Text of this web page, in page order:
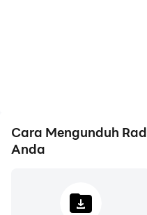
Cara Mengunduh
Anda